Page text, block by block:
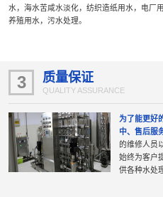
水，海水苦咸水淡化，纺织造纸用水，电厂
养殖用水，污水处理。
3 质量保证
QUALITY ASSURANCE
为了能更好
中、售后服
的维修人员
始终为客户
供各种水处